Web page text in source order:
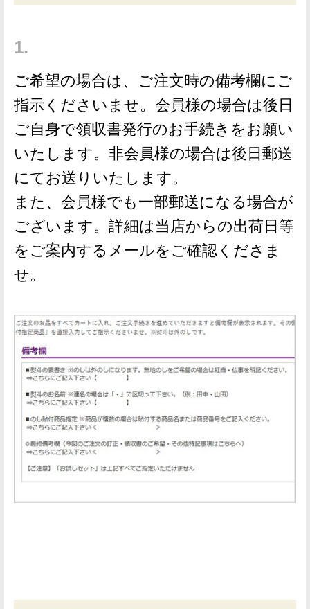
ご希望の場合は、ご注文時の備考欄にご
指示くださいませ。会員様の場合は後日
ご自身で領収書発行のお手続きをお願い
いたします。非会員様の場合は後日郵送
にてお送りいたします。
また、会員様でも一部郵送になる場合が
ございます。詳細は当店からの出荷日等
をご案内するメールをご確認くださま
せ。